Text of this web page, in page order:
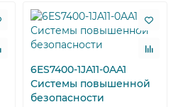
6ES7400-1JA11-0AA1
Системы повышенной
безопасности